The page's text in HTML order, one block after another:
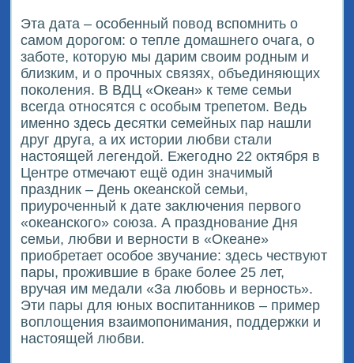
Эта дата – особенный повод вспомнить о
самом дорогом: о тепле домашнего очага, о
заботе, которую мы дарим своим родным и
близким, и о прочных связях, объединяющих
поколения. В ВДЦ «Океан» к теме семьи
всегда относятся с особым трепетом. Ведь
именно здесь десятки семейных пар нашли
друг друга, а их истории любви стали
настоящей легендой. Ежегодно 22 октября в
Центре отмечают ещё один значимый
праздник – День океанской семьи,
приуроченный к дате заключения первого
«океанского» союза. А празднование Дня
семьи, любви и верности в «Океане»
приобретает особое звучание: здесь чествуют
пары, прожившие в браке более 25 лет,
вручая им медали «За любовь и верность».
Эти пары для юных воспитанников – пример
воплощения взаимопонимания, поддержки и
настоящей любви.